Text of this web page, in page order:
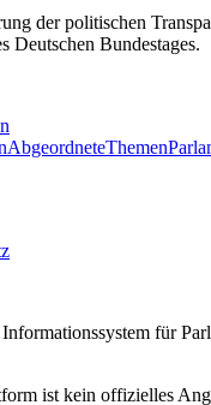
der politischen
Deutschen Bundestages.
AbgeordneteThemen
für
ist kein offizielles